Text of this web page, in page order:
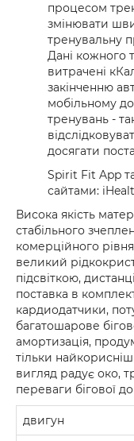
процесом
змінювати
тренувальну
Дані кожного
витрачені
закінченню
мобільному
тренувань -
досягати
Spirit Fit App
сайтами:
Висока якість
стабільного
комерційного
великий
підсвіткою,
поставка в
кардиодатчики,
багатошарове
амортизація,
тільки
вигляд радує око,
переваги бігової
двигун